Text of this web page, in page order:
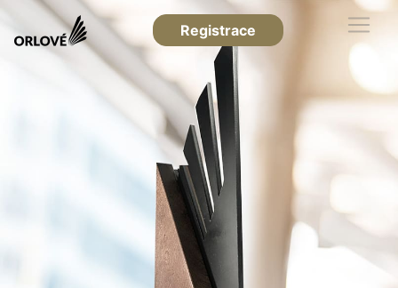
Registrace